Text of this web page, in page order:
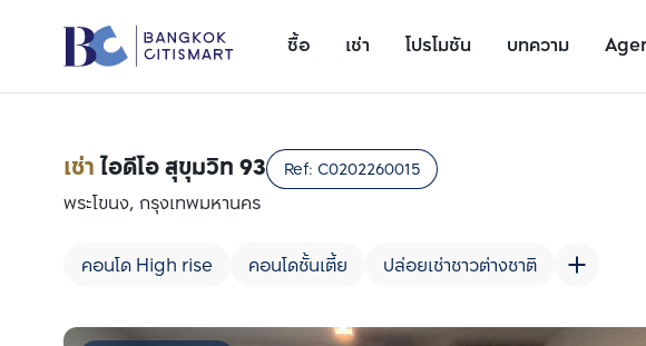
ซื้อ เช่า โปรโมชัน บทความ
รายละ
เช่าไอดีโอ สุขุมวิท 93 Ref: C0202260015
พระโขนง, กรุงเทพมหานคร
คอนโด High rise คอนโดชั้นเตี้ย ปล่อยเช่าชาวต่างชาติ